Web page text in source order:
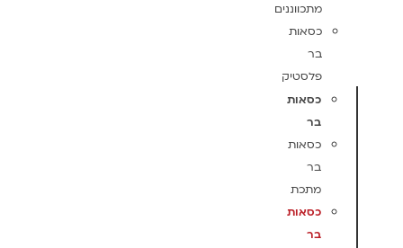
מתכווננים
כסאות
בר
פלסטיק
כסאות
בר
כסאות
בר
מתכת
כסאות
בר